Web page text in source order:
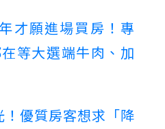
才願進場買房！專
等大選端牛肉、加
優質房客想求「降